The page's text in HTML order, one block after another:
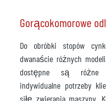
Gorącokomorowe
Do obróbki stopów
dwanaście różnych
dostępne są różne
indywidualne potrzeby
siłę zwierania maszyny.